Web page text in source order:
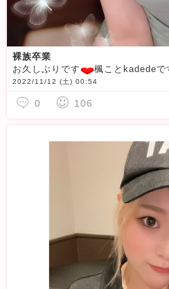
裸族卒業
お久しぶりです
楓ことkadedeで
2022/11/12 (土) 00:54
0 106